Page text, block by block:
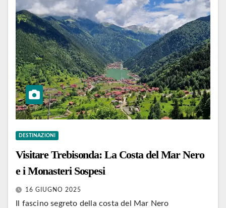
DESTINAZIONI
Visitare Trebisonda: La Costa del Mar Nero
e i Monasteri Sospesi
16 GIUGNO 2025
Il fascino segreto della costa del Mar Nero